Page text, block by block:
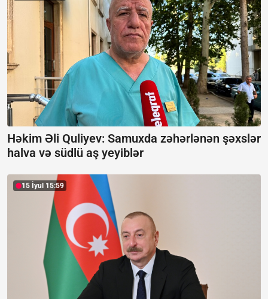
Həkim Əli Quliyev: Samuxda zəhərlənən şəxslər
halva və südlü aş yeyiblər
15 İyul 15:59